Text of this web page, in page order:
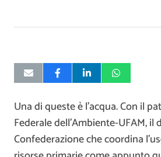
Una di queste è l’acqua. Con il
Federale dell’Ambiente-UFAM,
Confederazione che coordina